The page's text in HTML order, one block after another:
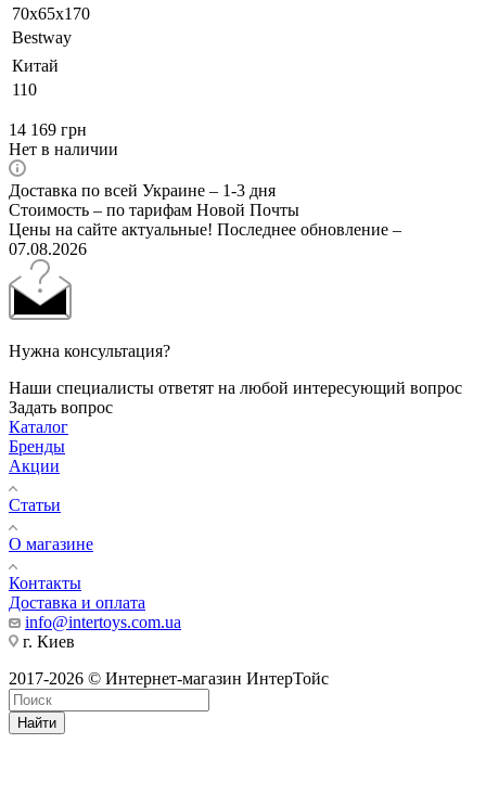
70х65х170
Bestway
Китай
110
14 169 грн
Нет в наличии
Доставка по всей Украине – 1-3 дня
Стоимость – по тарифам Новой Почты
Цены на сайте актуальные! Последнее обновление –
07.08.2026
Нужна консультация?
Наши специалисты ответят на любой интересующий вопрос
Задать вопрос
Каталог
Бренды
Акции
Статьи
О магазине
Контакты
Доставка и оплата
info@intertoys.com.ua
г. Киев
2017-2026 © Интернет-магазин ИнтерТойс
Найти